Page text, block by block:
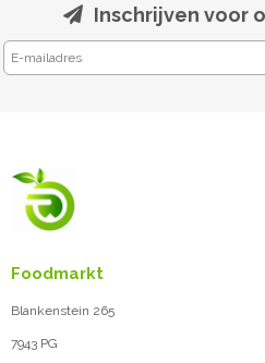
Inschrijven voor
Foodmarkt
Blankenstein 265
7943 PG